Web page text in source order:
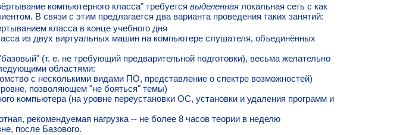
компьютерного класса" требуется выделеннаялокальная сеть с как
В связи с этим предлагается два варианта проведения таких занятий:
класса в конце учебного дня
из двух виртуальных машин на компьютере слушателя, объединённых
(т. е. не требующий предварительной подготовки), весьма желательно
областями:
с несколькими видами ПО, представление о спектре возможностей)
позволяющем "не бояться" темы)
компьютера (на уровне переустановки ОС, установки и удаления программ и
рекомендуемая нагрузка -- не более 8 часов теории в неделю
после Базового.